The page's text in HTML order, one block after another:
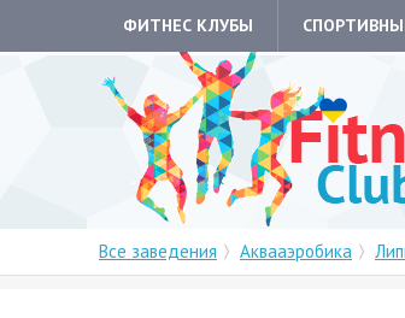
ФИТНЕС КЛУБЫ
Все заведения Аквааэробика